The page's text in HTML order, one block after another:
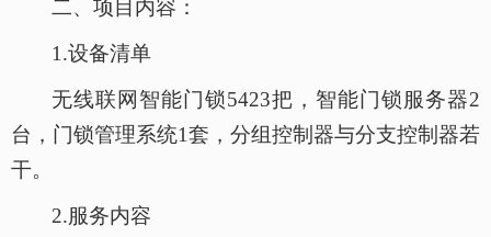
二、项目内容：
1.设备清单
无线联网智能门锁5423把，智能门锁服务器2
台，门锁管理系统1套，分组控制器与分支控制器若
干。
2.服务内容